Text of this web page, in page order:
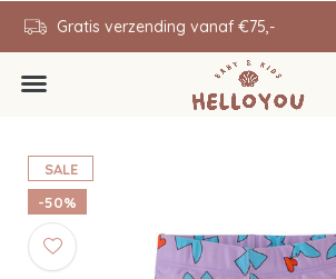
Gratis verzending vanaf €75,-
SALE
-50%